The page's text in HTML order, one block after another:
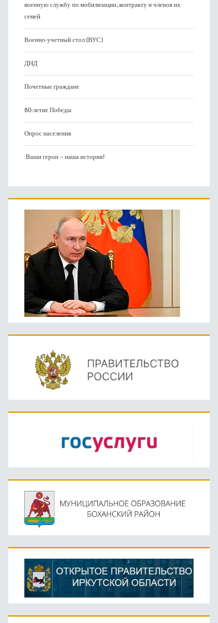
военную службу по мобилизации, контракту и членов их
семей
Военно-учетный стол (ВУС)
ДНД
Почетные граждане
80-летие Победы
Опрос населения
Ваши герои – наша история!